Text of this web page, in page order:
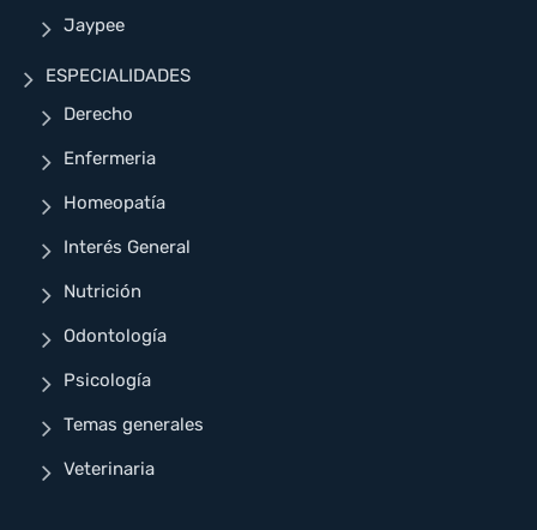
Jaypee
ESPECIALIDADES
Derecho
Enfermeria
Homeopatía
Interés General
Nutrición
Odontología
Psicología
Temas generales
Veterinaria